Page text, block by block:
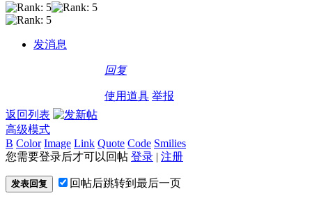
发消息
回复
使用道具 举报
返回列表
高级模式
B Color Image Link Quote Code Smilies
您需要登录后才可以回帖 登录 | 注册
发表回复 回帖后跳转到最后一页